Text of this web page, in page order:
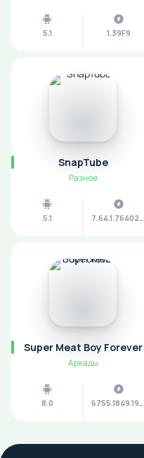
5.1 1.39F9
SnapTube
Разное
5.1 7.64.1.76402201
Super Meat Boy Forever
Аркады
8.0 6755.1849.1962.152